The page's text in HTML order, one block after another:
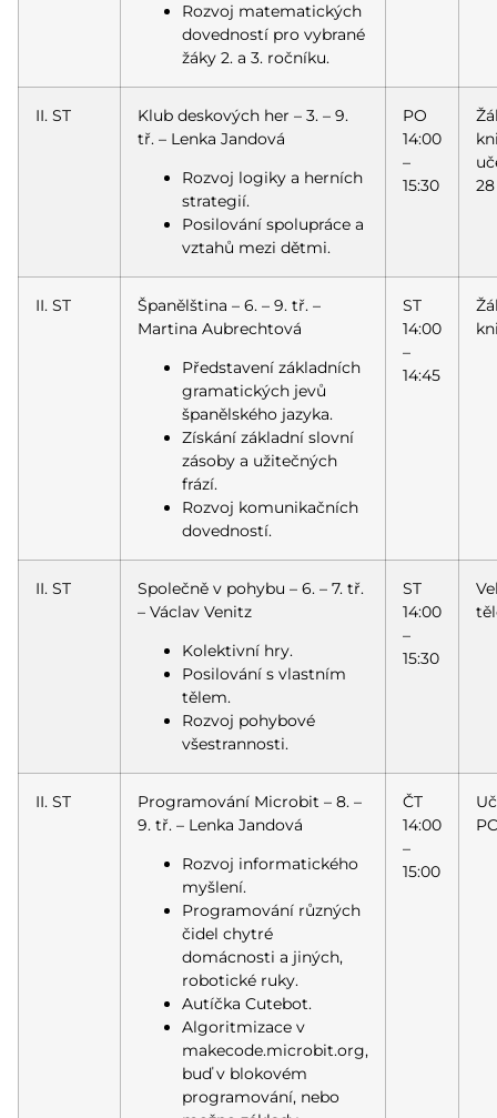
Rozvoj matematických
dovedností pro vybrané
žáky 2. a 3. ročníku.
II. ST
Klub deskových her – 3. – 9.
tř. – Lenka Jandová
Rozvoj logiky a herních
strategií.
Posilování spolupráce a
vztahů mezi dětmi.
PO
14:00
–
15:30
28
II. ST
Španělština – 6. – 9. tř. –
Martina Aubrechtová
Představení základních
gramatických jevů
španělského jazyka.
Získání základní slovní
zásoby a užitečných
frází.
Rozvoj komunikačních
dovedností.
ST
14:00
–
14:45
II. ST
Společně v pohybu – 6. – 7. tř.
– Václav Venitz
Kolektivní hry.
Posilování s vlastním
tělem.
Rozvoj pohybové
všestrannosti.
ST
14:00
–
15:30
II. ST
Programování Microbit – 8. –
9. tř. – Lenka Jandová
Rozvoj informatického
myšlení.
Programování různých
čidel chytré
domácnosti a jiných,
robotické ruky.
Autíčka Cutebot.
Algoritmizace v
makecode.microbit.org,
buď v blokovém
programování, nebo
ČT
14:00
–
15:00